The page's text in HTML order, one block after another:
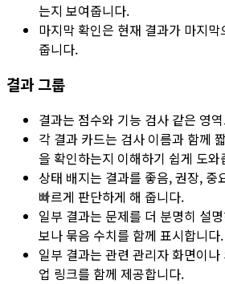
는지 보여줍니다.
마지막 확인은 현재 결과가 마지
줍니다.
결과 그룹
결과는 점수와 기능 검사 같은 영
각 결과 카드는 검사 이름과 함께
을 확인하는지 이해하기 쉽게 도와
상태 배지는 결과를 좋음,권장, 중
빠르게 판단하게 해 줍니다.
일부 결과는 문제를 더 분명히 설
보나 묶음 수치를 함께 표시합니다.
일부 결과는 관련 관리자 화면이
업 링크를 함께 제공합니다.